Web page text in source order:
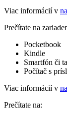
Viac informácií v
Prečítate na
Pocketbook
Kindle
Smartfón či
Počítač s
Viac informácií v
Prečítate na: